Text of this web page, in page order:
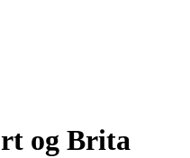
og Brita